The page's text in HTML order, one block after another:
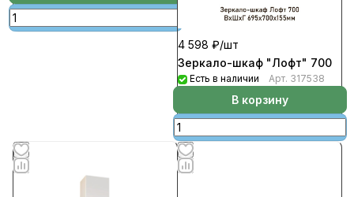
4 598 ₽/шт
Зеркало-шкаф "Лофт" 700
Есть в наличии Арт. 317538
В корзину